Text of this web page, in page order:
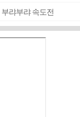
랴부랴 속도전